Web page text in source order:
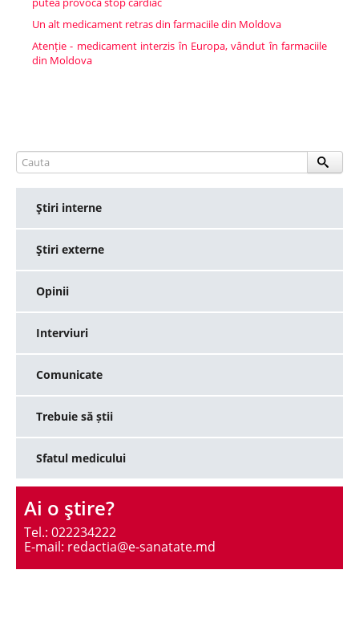
Un alt medicament retras din farmaciile din Moldova
Atenție - medicament interzis în Europa, vândut în farmaciile
din Moldova
Ştiri interne
Ştiri externe
Opinii
Interviuri
Comunicate
Trebuie să știi
Sfatul medicului
Ai o ştire?
Tel.: 022234222
E-mail: redactia@e-sanatate.md